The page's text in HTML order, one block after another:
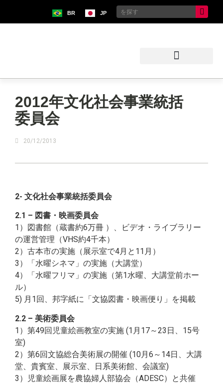
BR JP
2012年文化社会事業統括
委員会
20/12/2013
2- 文化社会事業統括委員会
2.1 – 図書・映画委員会
1）図書館（蔵書約6万冊 ）、ビデオ・ライブラリー
の運営管理（VHS約4千本）
2）古本市の実施（展示室で4月と11月）
3）「水曜シネマ」の実施（大講堂）
4）「水曜フリマ」の実施（第1水曜、大講堂前ホー
ル）
5) 月1回、邦字紙に「文協図書・映画便り」を掲載
2.2 – 美術委員会
1）第49回児童絵画教室の実施 (1月17～23日、15号
室)
2）第6回文協総合美術展の開催 (10月6～14日、大講
堂、貴賓室、展示室、日系美術館、会議室)
3）児童絵画展を農協婦人部協会（ADESC）と共催